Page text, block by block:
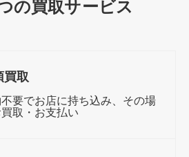
の買取サービス
買取
要でお店に持ち込み、その場
取・お支払い